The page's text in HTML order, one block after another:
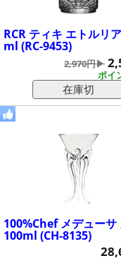
RCR ティキ エトルリ
ml (RC-9453)
ポイ
2,970円▶
在庫切
100%Chef メデューサ
100ml (CH-8135)